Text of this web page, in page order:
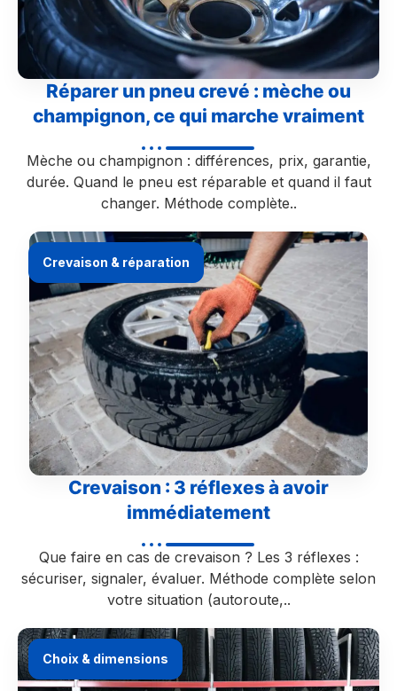
Réparer un pneu crevé : mèche ou
champignon, ce qui marche vraiment
Mèche ou champignon : différences, prix, garantie,
durée. Quand le pneu est réparable et quand il faut
changer. Méthode complète..
Crevaison & réparation
Crevaison : 3 réflexes à avoir
immédiatement
Que faire en cas de crevaison ? Les 3 réflexes :
sécuriser, signaler, évaluer. Méthode complète selon
votre situation (autoroute,..
Choix & dimensions